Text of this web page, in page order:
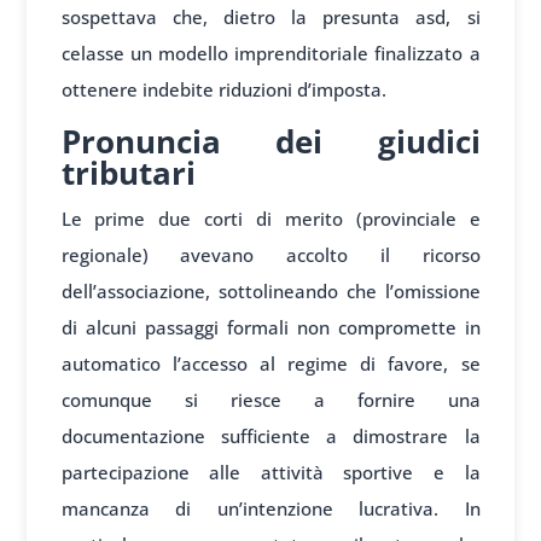
sospettava che, dietro la presunta asd, si
celasse un modello imprenditoriale finalizzato a
ottenere indebite riduzioni d’imposta.
Pronuncia dei giudici
tributari
Le prime due corti di merito (provinciale e
regionale) avevano accolto il ricorso
dell’associazione, sottolineando che l’omissione
di alcuni passaggi formali non compromette in
automatico l’accesso al regime di favore, se
comunque si riesce a fornire una
documentazione sufficiente a dimostrare la
partecipazione alle attività sportive e la
mancanza di un’intenzione lucrativa. In